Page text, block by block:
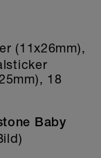
(11x26mm),
18
Baby